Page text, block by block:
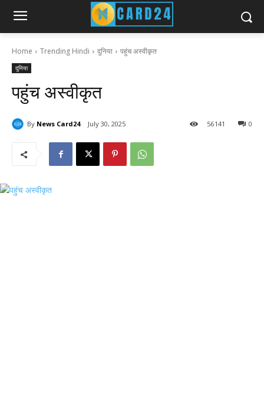
Home Trending Hindi दुनिया पहुंच अस्वीकृत
दुनिया
पहुंच अस्वीकृत
By News Card24 July 30, 2025 0
56141